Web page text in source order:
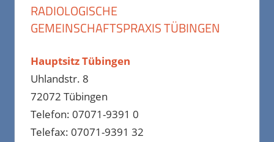
RADIOLOGISCHE
GEMEINSCHAFTSPRAXIS TÜBINGEN
Hauptsitz Tübingen
Uhlandstr. 8
72072 Tübingen
Telefon: 07071-9391 0
Telefax: 07071-9391 32